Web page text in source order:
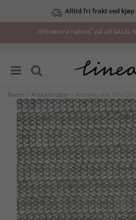
Alltid fri frakt ved kjøp
20% ekstra rabatt* på all SALG.
Matter Antisklimatter > Antisklimatte 50x200